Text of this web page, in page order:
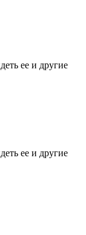
ее и другие
ее и другие